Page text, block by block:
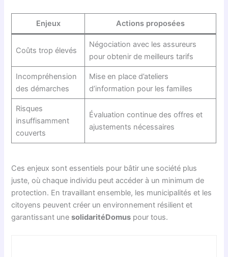
Enjeux Actions proposées
Coûts trop élevés
Négociation avec les assureurs
pour obtenir de meilleurs tarifs
Incompréhension
des démarches
Mise en place d’ateliers
d’information pour les familles
Risques
insuffisamment
couverts
Évaluation continue des offres et
ajustements nécessaires
Ces enjeux sont essentiels pour bâtir une société plus
juste, où chaque individu peut accéder à un minimum de
protection. En travaillant ensemble, les municipalités et les
citoyens peuvent créer un environnement résilient et
garantissant unesolidaritéDomus pour tous.